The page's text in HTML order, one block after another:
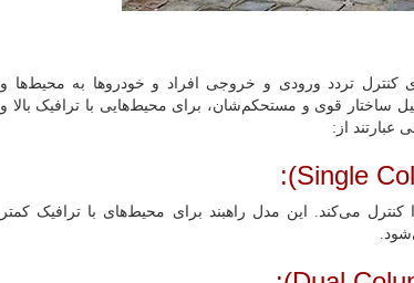
کنترل تردد ورودی و خروجی افراد و خودروها به محیط‌ها و
ساختار قوی و مستحکم‌شان، برای محیط‌هایی با ترافیک بالا و
عبارتند از:
می‌کند. این مدل راهبند برای محیط‌های با ترافیک کمتر